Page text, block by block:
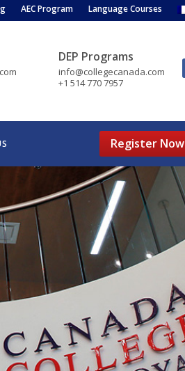
AEC Program Language Courses
DEP Programs
info@collegecanada.com
+1 514 770 7957
Register Now